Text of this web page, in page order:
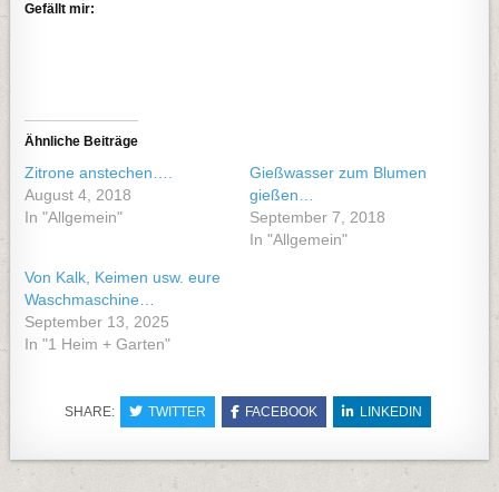
Gefällt mir:
Ähnliche Beiträge
Zitrone anstechen….
August 4, 2018
In "Allgemein"
Gießwasser zum Blumen
gießen…
September 7, 2018
In "Allgemein"
Von Kalk, Keimen usw. eure
Waschmaschine…
September 13, 2025
In "1 Heim + Garten"
SHARE: TWITTER FACEBOOK LINKEDIN